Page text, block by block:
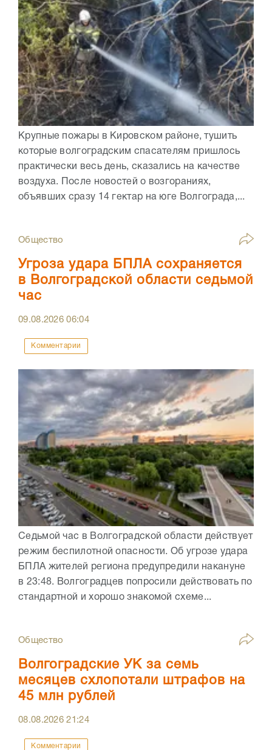
Крупные пожары в Кировском районе, тушить
которые волгоградским спасателям пришлось
практически весь день, сказались на качестве
воздуха. После новостей о возгораниях,
объявших сразу 14 гектар на юге Волгограда,...
Общество
Угроза удара БПЛА сохраняется
в Волгоградской области седьмой
час
09.08.202606:04
Комментарии
Седьмой час в Волгоградской области действует
режим беспилотной опасности. Об угрозе удара
БПЛА жителей региона предупредили накануне
в 23:48. Волгоградцев попросили действовать по
стандартной и хорошо знакомой схеме...
Общество
Волгоградские УК за семь
месяцев схлопотали штрафов на
45 млн рублей
08.08.202621:24
Комментарии